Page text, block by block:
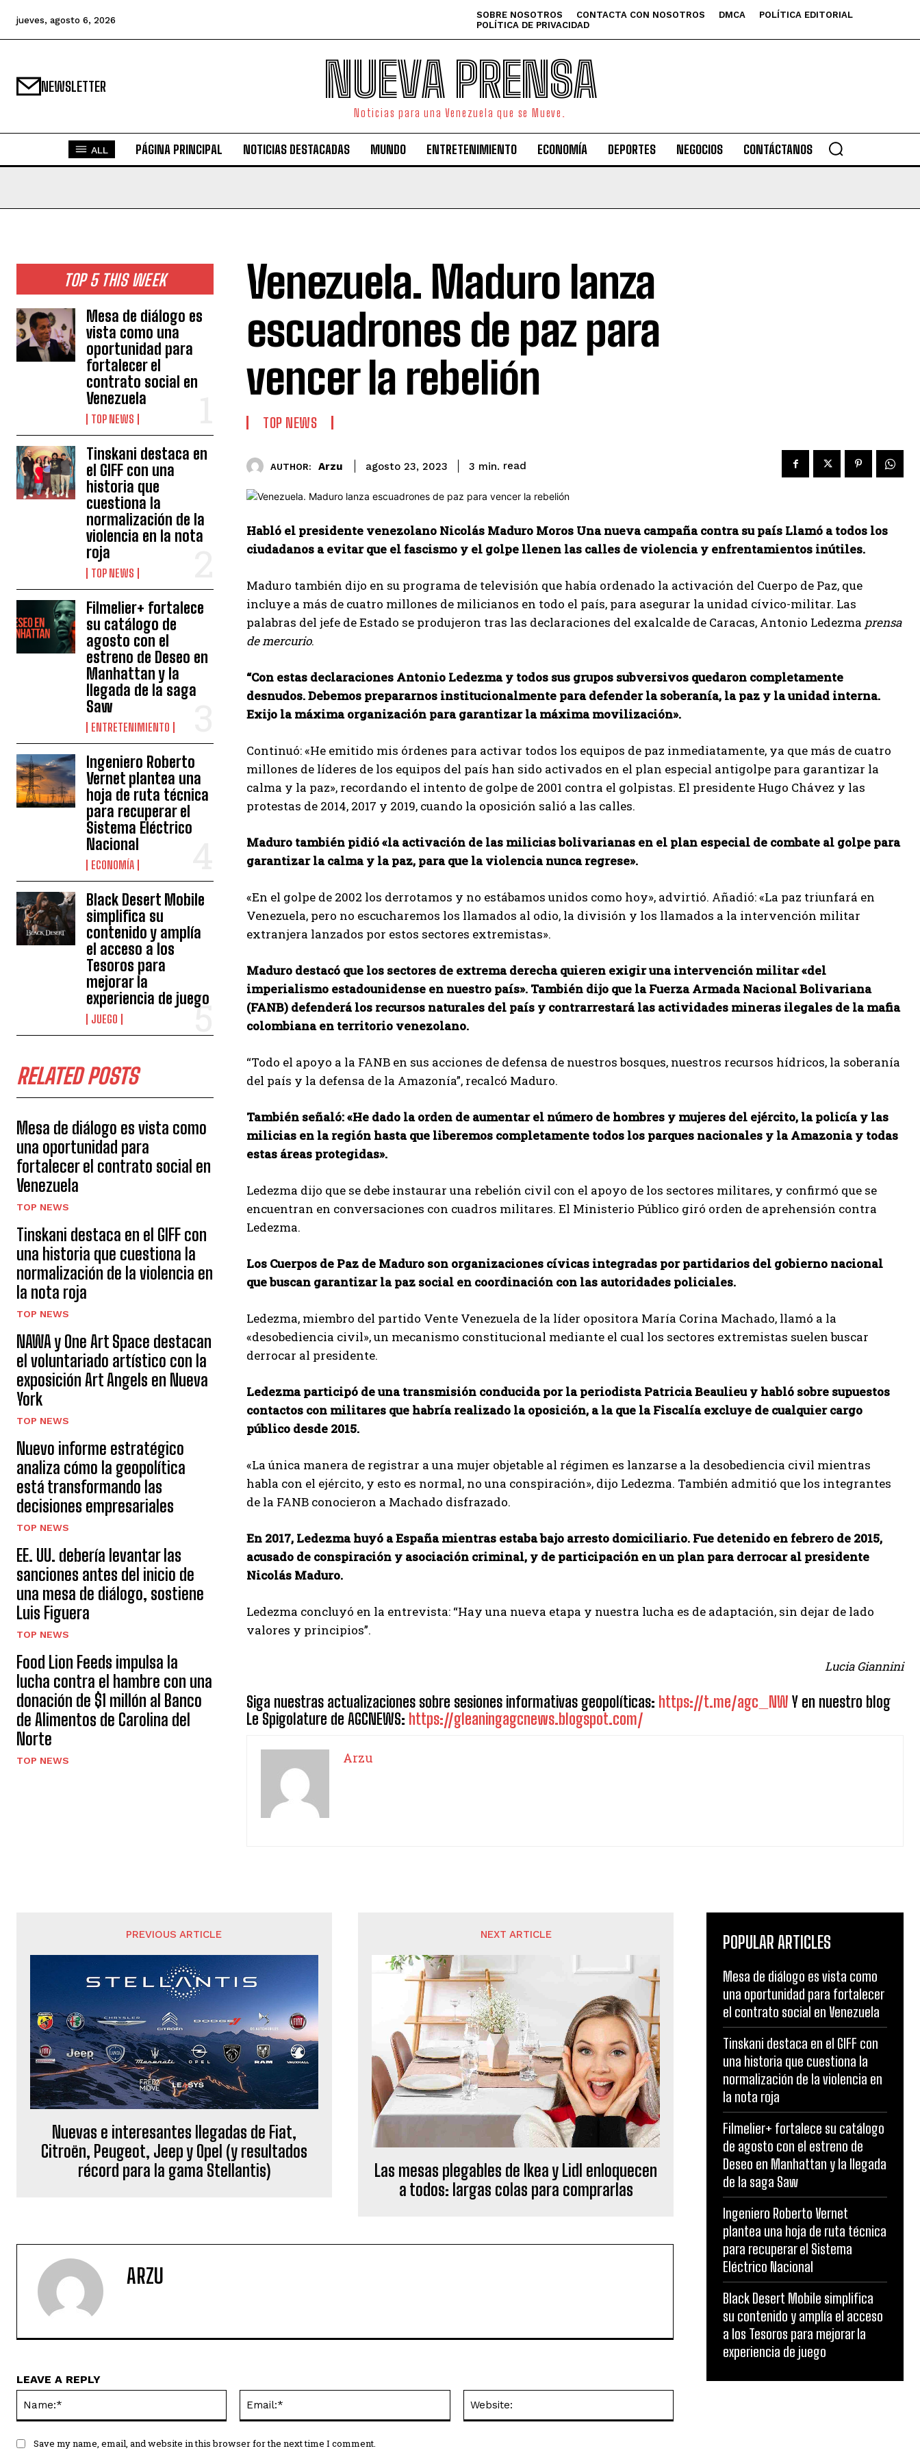
jueves, agosto 6, 2026 SOBRE NOSOTROS CONTACTA CON NOSOTROS DMCA
POLÍTICA EDITORIAL
POLÍTICA DE PRIVACIDAD
NEWSLETTER NUEVA PRENSA
Noticias para una Venezuela que se Mueve.
ALL PÁGINA PRINCIPAL NOTICIAS DESTACADAS MUNDO ENTRETENIMIENTO ECONOMÍA DEPORTES NEGOCIOS CONTÁCTANOS
TOP 5 THIS WEEK
Mesa de diálogo es
vista como una
oportunidad para
fortalecer el
contrato social en
Venezuela
TOP NEWS
Tinskani destaca en
el GIFF con una
historia que
cuestiona la
normalización de la
violencia en la nota
roja
TOP NEWS
Filmelier+ fortalece
su catálogo de
agosto con el
estreno de Deseo en
Manhattan y la
llegada de la saga
Saw
ENTRETENIMIENTO
Ingeniero Roberto
Vernet plantea una
hoja de ruta técnica
para recuperar el
Sistema Eléctrico
Nacional
ECONOMÍA
Black Desert Mobile
simplifica su
contenido y amplía
el acceso a los
Tesoros para
mejorar la
experiencia de juego
JUEGO
RELATED POSTS
Mesa de diálogo es vista como
una oportunidad para
fortalecer el contrato social en
Venezuela
TOP NEWS
Tinskani destaca en el GIFF con
una historia que cuestiona la
normalización de la violencia en
la nota roja
TOP NEWS
NAWA y One Art Space destacan
el voluntariado artístico con la
exposición Art Angels en Nueva
York
TOP NEWS
Nuevo informe estratégico
analiza cómo la geopolítica
está transformando las
decisiones empresariales
TOP NEWS
EE. UU. debería levantar las
sanciones antes del inicio de
una mesa de diálogo, sostiene
Luis Figuera
TOP NEWS
Food Lion Feeds impulsa la
lucha contra el hambre con una
donación de $1 millón al Banco
de Alimentos de Carolina del
Norte
TOP NEWS
Venezuela. Maduro lanza
escuadrones de paz para
vencer la rebelión
TOP NEWS
AUTHOR: Arzu agosto 23, 2023 3 min. read
Habló el presidente venezolano Nicolás Maduro Moros Una nueva campaña contra su país Llamó a todos los
ciudadanos a evitar que el fascismo y el golpe llenen las calles de violencia y enfrentamientos inútiles.
Maduro también dijo en su programa de televisión que había ordenado la activación del Cuerpo de Paz, que
incluye a más de cuatro millones de milicianos en todo el país, para asegurar la unidad cívico-militar. Las
palabras del jefe de Estado se produjeron tras las declaraciones del exalcalde de Caracas, Antonio Ledezma prensa
de mercurio.
“Con estas declaraciones Antonio Ledezma y todos sus grupos subversivos quedaron completamente
desnudos. Debemos prepararnos institucionalmente para defender la soberanía, la paz y la unidad interna.
Exijo la máxima organización para garantizar la máxima movilización».
Continuó: «He emitido mis órdenes para activar todos los equipos de paz inmediatamente, ya que más de cuatro
millones de líderes de los equipos del país han sido activados en el plan especial antigolpe para garantizar la
calma y la paz», recordando el intento de golpe de 2001 contra el golpistas. El presidente Hugo Chávez y las
protestas de 2014, 2017 y 2019, cuando la oposición salió a las calles.
Maduro también pidió «la activación de las milicias bolivarianas en el plan especial de combate al golpe para
garantizar la calma y la paz, para que la violencia nunca regrese».
«En el golpe de 2002 los derrotamos y no estábamos unidos como hoy», advirtió. Añadió: «La paz triunfará en
Venezuela, pero no escucharemos los llamados al odio, la división y los llamados a la intervención militar
extranjera lanzados por estos sectores extremistas».
Maduro destacó que los sectores de extrema derecha quieren exigir una intervención militar «del
imperialismo estadounidense en nuestro país». También dijo que la Fuerza Armada Nacional Bolivariana
(FANB) defenderá los recursos naturales del país y contrarrestará las actividades mineras ilegales de la mafia
colombiana en territorio venezolano.
“Todo el apoyo a la FANB en sus acciones de defensa de nuestros bosques, nuestros recursos hídricos, la soberanía
del país y la defensa de la Amazonía”, recalcó Maduro.
También señaló: «He dado la orden de aumentar el número de hombres y mujeres del ejército, la policía y las
milicias en la región hasta que liberemos completamente todos los parques nacionales y la Amazonia y todas
estas áreas protegidas».
Ledezma dijo que se debe instaurar una rebelión civil con el apoyo de los sectores militares, y confirmó que se
encuentran en conversaciones con cuadros militares. El Ministerio Público giró orden de aprehensión contra
Ledezma.
Los Cuerpos de Paz de Maduro son organizaciones cívicas integradas por partidarios del gobierno nacional
que buscan garantizar la paz social en coordinación con las autoridades policiales.
Ledezma, miembro del partido Vente Venezuela de la líder opositora María Corina Machado, llamó a la
«desobediencia civil», un mecanismo constitucional mediante el cual los sectores extremistas suelen buscar
derrocar al presidente.
Ledezma participó de una transmisión conducida por la periodista Patricia Beaulieu y habló sobre supuestos
contactos con militares que habría realizado la oposición, a la que la Fiscalía excluye de cualquier cargo
público desde 2015.
«La única manera de registrar a una mujer objetable al régimen es lanzarse a la desobediencia civil mientras
habla con el ejército, y esto es normal, no una conspiración», dijo Ledezma. También admitió que los integrantes
de la FANB conocieron a Machado disfrazado.
En 2017, Ledezma huyó a España mientras estaba bajo arresto domiciliario. Fue detenido en febrero de 2015,
acusado de conspiración y asociación criminal, y de participación en un plan para derrocar al presidente
Nicolás Maduro.
Ledezma concluyó en la entrevista: “Hay una nueva etapa y nuestra lucha es de adaptación, sin dejar de lado
valores y principios”.
Lucia Giannini
Siga nuestras actualizaciones sobre sesiones informativas geopolíticas: https://t.me/agc_NW Y en nuestro blog
Le Spigolature de AGCNEWS: https://gleaningagcnews.blogspot.com/
Arzu
PREVIOUS ARTICLE
Nuevas e interesantes llegadas de Fiat,
Citroën, Peugeot, Jeep y Opel (y resultados
récord para la gama Stellantis)
NEXT ARTICLE
Las mesas plegables de Ikea y Lidl enloquecen
a todos: largas colas para comprarlas
ARZU
LEAVE A REPLY
Save my name, email, and website in this browser for the next time I comment.
POPULAR ARTICLES
Mesa de diálogo es vista como
una oportunidad para fortalecer
el contrato social en Venezuela
Tinskani destaca en el GIFF con
una historia que cuestiona la
normalización de la violencia en
la nota roja
Filmelier+ fortalece su catálogo
de agosto con el estreno de
Deseo en Manhattan y la llegada
de la saga Saw
Ingeniero Roberto Vernet
plantea una hoja de ruta técnica
para recuperar el Sistema
Eléctrico Nacional
Black Desert Mobile simplifica
su contenido y amplía el acceso
a los Tesoros para mejorar la
experiencia de juego